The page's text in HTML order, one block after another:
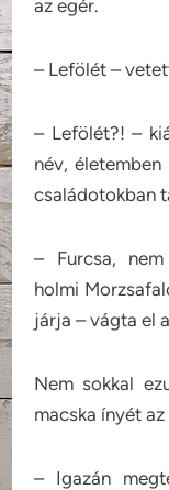
az egér.
– Lefölét –
– Lefölét?! –
név,
családotokban
– Furcsa,
holmi
járja – vágta el
Nem sokkal
macska ínyét
– Igazán